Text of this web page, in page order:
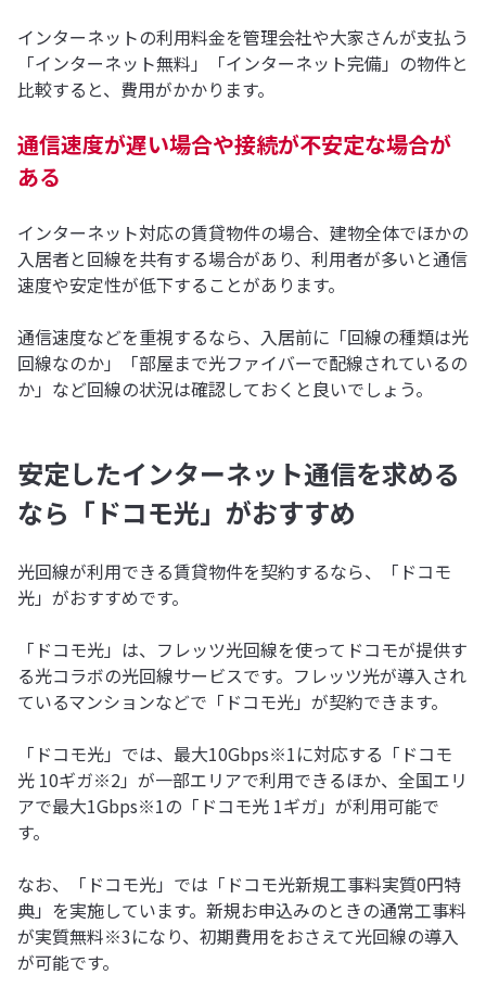
インターネットの利用料金を管理会社や大家さんが支払う
「インターネット無料」「インターネット完備」の物件と
比較すると、費用がかかります。
通信速度が遅い場合や接続が不安定な場合が
ある
インターネット対応の賃貸物件の場合、建物全体でほかの
入居者と回線を共有する場合があり、利用者が多いと通信
速度や安定性が低下することがあります。
通信速度などを重視するなら、入居前に「回線の種類は光
回線なのか」「部屋まで光ファイバーで配線されているの
か」など回線の状況は確認しておくと良いでしょう。
安定したインターネット通信を求める
なら「ドコモ光」がおすすめ
光回線が利用できる賃貸物件を契約するなら、「ドコモ
光」がおすすめです。
「ドコモ光」は、フレッツ光回線を使ってドコモが提供す
る光コラボの光回線サービスです。フレッツ光が導入され
ているマンションなどで「ドコモ光」が契約できます。
「ドコモ光」では、最大10Gbps※1に対応する「ドコモ
光 10ギガ※2」が一部エリアで利用できるほか、全国エリ
アで最大1Gbps※1の「ドコモ光 1ギガ」が利用可能で
す。
なお、「ドコモ光」では「ドコモ光新規工事料実質0円特
典」を実施しています。新規お申込みのときの通常工事料
が実質無料※3になり、初期費用をおさえて光回線の導入
が可能です。